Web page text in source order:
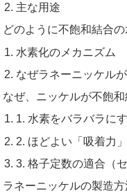
主な用途
どのように不飽和結合
水素化のメカニズム
なぜラネーニッケル
なぜ、ニッケルが不飽
1. 水素をバラバラに
2. ほどよい「吸着力」
3. 格子定数の適合（
ラネーニッケルの製造方